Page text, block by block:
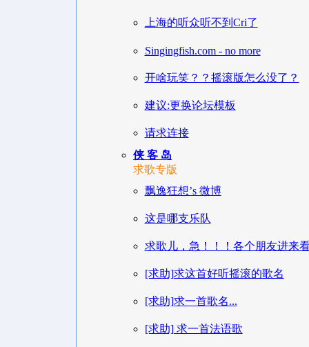
上海的听众听不到Cri了
Singingfish.com - no more
开啥玩笑？？摇滚版怎么没了？
建议:更换论坛模板
请求连接
侠 客 岛
求歌专版
飘逸狂想’s 微博
这是哪支乐队
求歌儿，急！！！各个朋友进来
[求助]求这首好听摇滚的歌名
[求助]求一首歌名...
[求助] 求一首法语歌